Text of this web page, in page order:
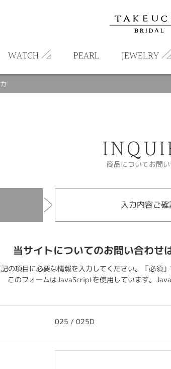
WATCH PEARL JEWELRY
商品についてお問
入力内容ご
当サイトについてのお問い合わせ
の項目に必要な情報を入力してください。「必須
このフォームはJavaScriptを使用しています。
025 / 025D